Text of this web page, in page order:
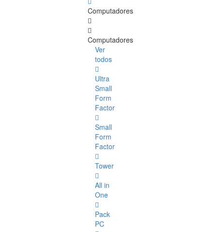
Computadores
Computadores
Ver
todos
Ultra
Small
Form
Factor
Small
Form
Factor
Tower
All in
One
Pack
PC